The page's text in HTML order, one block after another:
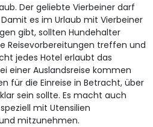
Der geliebte Vierbeiner darf
es im Urlaub mit Vierbeiner
gibt, sollten Hundehalter
Reisevorbereitungen treffen und
jedes Hotel erlaubt das
einer Auslandsreise kommen
für die Einreise in Betracht, über
sein sollte. Es macht auch
mit Utensilien
mitzunehmen.